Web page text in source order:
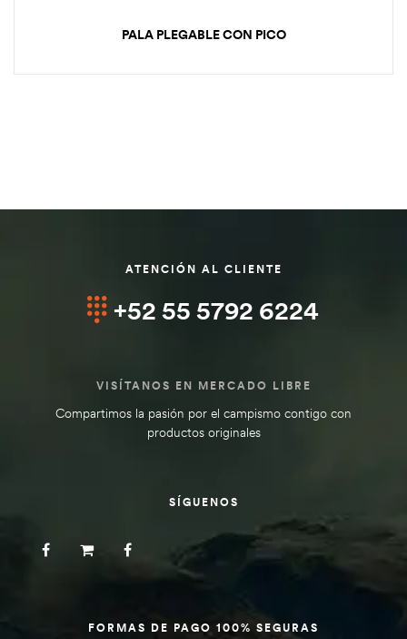
PALA PLEGABLE CON PICO
ATENCIÓN AL CLIENTE
+52 55 5792 6224
VISÍTANOS EN MERCADO LIBRE
Compartimos la pasión por el campismo contigo con
productos originales
SÍGUENOS
FORMAS DE PAGO 100% SEGURAS